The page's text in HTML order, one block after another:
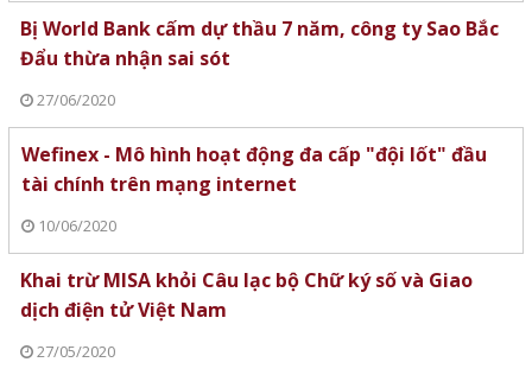
Bị World Bank cấm dự thầu 7 năm, công ty Sao Bắc
Đẩu thừa nhận sai sót
27/06/2020
Wefinex - Mô hình hoạt động đa cấp "đội lốt" đầu
tài chính trên mạng internet
10/06/2020
Khai trừ MISA khỏi Câu lạc bộ Chữ ký số và Giao
dịch điện tử Việt Nam
27/05/2020